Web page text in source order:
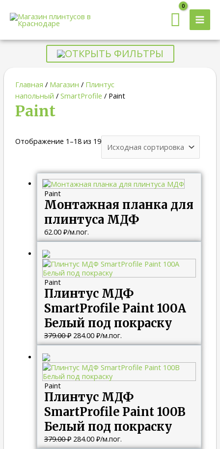
Главная / Магазин / Плинтус
напольный / SmartProfile / Paint
Paint
Отображение 1–18 из 19
Paint
Монтажная планка для
плинтуса МДФ
62.00 ₽/м.пог.
Paint
Плинтус МДФ
SmartProfile Paint 100A
Белый под покраску
379.00₽
составляла
379.00 ₽.
284.00 ₽
284.00 ₽.
/м.пог.
Paint
Плинтус МДФ
SmartProfile Paint 100B
Белый под покраску
379.00₽
составляла
379.00 ₽.
284.00 ₽
284.00 ₽.
/м.пог.
ОТКРЫТЬ ФИЛЬТРЫ